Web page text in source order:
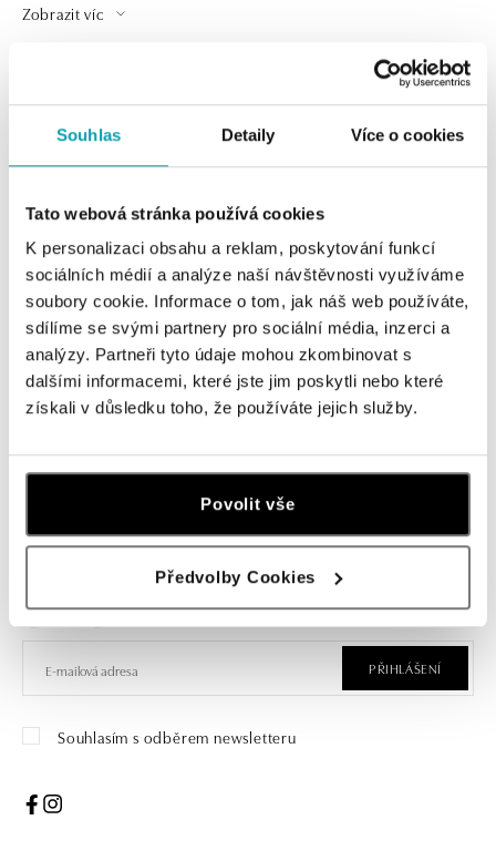
Souhlas Detaily Více o cookies
Tato webová stránka používá cookies
K personalizaci obsahu a reklam, poskytování funkcí
sociálních médií a analýze naší návštěvnosti využíváme
soubory cookie. Informace o tom, jak náš web používáte,
sdílíme se svými partnery pro sociální média, inzerci a
analýzy. Partneři tyto údaje mohou zkombinovat s
dalšími informacemi, které jste jim poskytli nebo které
získali v důsledku toho, že používáte jejich služby.
Povolit vše
Předvolby Cookies
Zobrazit víc
FILTR
V katalogu nejsou žádné produkty.
Výběr zásnubního prstenu pro ženu vašeho srdce je
významný okamžik, který by se neměl uspěchat. Možná ji
osloví bohatá nabídka klasických diamantových prstenů
s centrálním kamenem. Nebo dá přednost modernímu
looku a trendům? To už necháme na vás.
Přihlaste se k odběru newsletteru
Objevte nejnovější kolekce, novinky a exkluzivní produkty.
Žena
Muž
PŘIHLÁŠENÍ
Souhlasím s odběrem newsletteru